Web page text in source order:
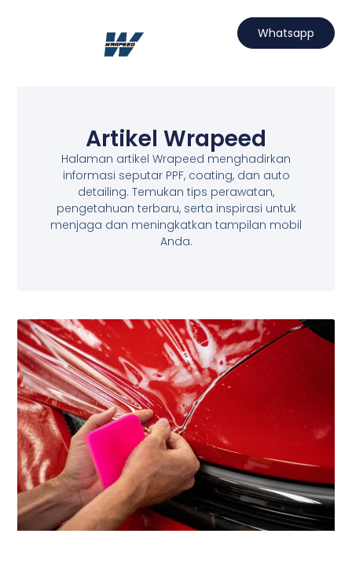
Whatsapp
Artikel Wrapeed
Halaman artikel Wrapeed menghadirkan
informasi seputar PPF, coating, dan auto
detailing. Temukan tips perawatan,
pengetahuan terbaru, serta inspirasi untuk
menjaga dan meningkatkan tampilan mobil
Anda.